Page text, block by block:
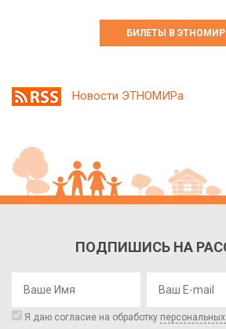
БИЛЕТЫ В ЭТНОМИР
Новости ЭТНОМИРа
ПОДПИШИСЬ НА
Я даю согласие на обработку